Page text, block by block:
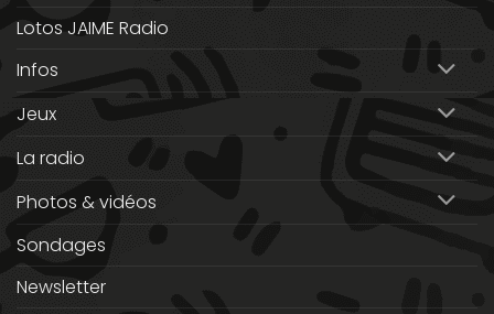
Lotos JAIME Radio
Infos
Jeux
La radio
Photos & vidéos
Sondages
Newsletter